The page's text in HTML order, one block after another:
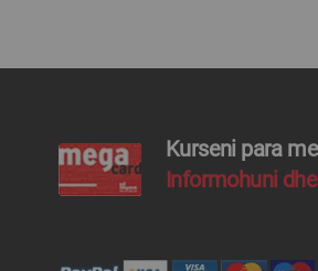
Kurseni para
Informohuni